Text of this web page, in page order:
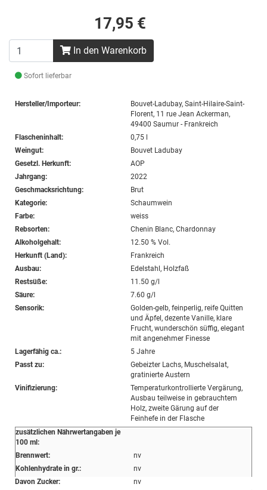
17,95 €
In den Warenkorb
Sofort lieferbar
Hersteller/Importeur:
Bouvet-Ladubay, Saint-Hilaire-Saint-
Florent, 11 rue Jean Ackerman,
49400 Saumur - Frankreich
Flascheninhalt:
0,75 l
Weingut:
Bouvet Ladubay
Gesetzl. Herkunft:
AOP
Jahrgang:
2022
Geschmacksrichtung:
Brut
Kategorie:
Schaumwein
Farbe:
weiss
Rebsorten:
Chenin Blanc, Chardonnay
Alkoholgehalt:
12.50 % Vol.
Herkunft (Land):
Frankreich
Ausbau:
Edelstahl, Holzfaß
Restsüße:
11.50 g/l
Säure:
7.60 g/l
Sensorik:
Golden-gelb, feinperlig, reife Quitten
und Äpfel, dezente Vanille, klare
Frucht, wunderschön süffig, elegant
mit angenehmer Finesse
Lagerfähig ca.:
5 Jahre
Passt zu:
Gebeizter Lachs, Muschelsalat,
gratinierte Austern
Vinifizierung:
Temperaturkontrollierte Vergärung,
Ausbau teilweise in gebrauchtem
Holz, zweite Gärung auf der
Feinhefe in der Flasche
zusätzlichen Nährwertangaben je
100 ml:
Brennwert:
nv
Kohlenhydrate in gr.:
nv
Davon Zucker:
nv